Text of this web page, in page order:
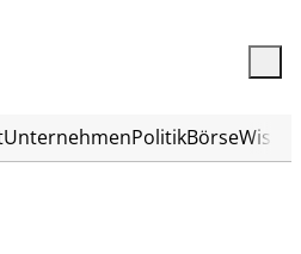
UnternehmenPolitikBörse